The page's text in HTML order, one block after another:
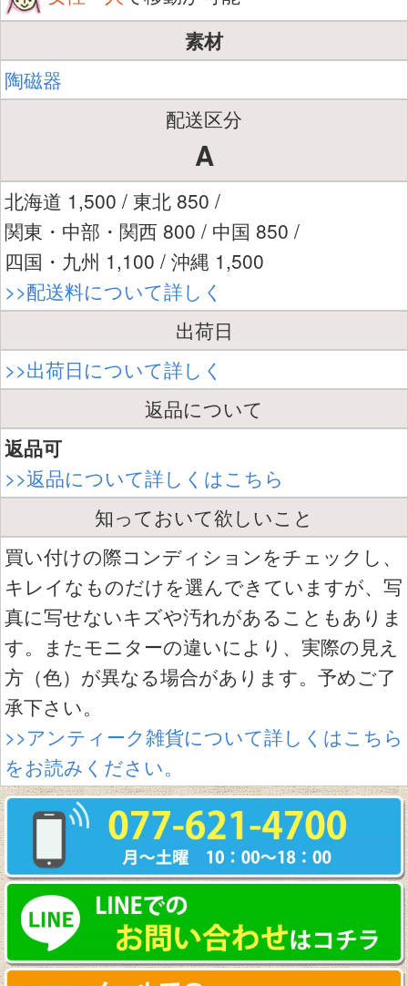
素材
陶磁器
配送区分
A
北海道 1,500 / 東北 850 /
関東・中部・関西 800 / 中国 850 /
四国・九州 1,100 / 沖縄 1,500
>>配送料について詳しく
出荷日
>>出荷日について詳しく
返品について
返品可
>>返品について詳しくはこちら
知っておいて欲しいこと
買い付けの際コンディションをチェックし、
キレイなものだけを選んできていますが、写
真に写せないキズや汚れがあることもありま
す。またモニターの違いにより、実際の見え
方（色）が異なる場合があります。予めご了
承下さい。
>>アンティーク雑貨について詳しくはこちら
をお読みください。